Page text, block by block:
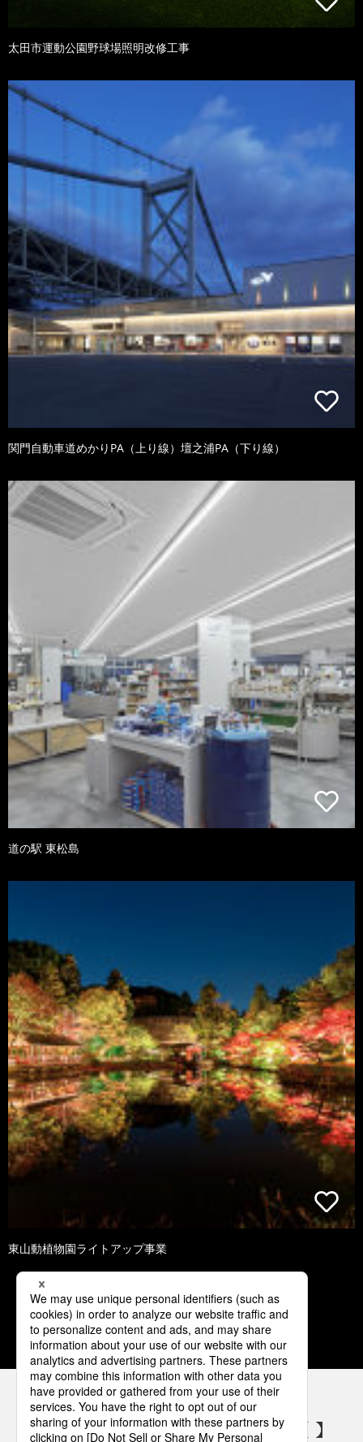
太田市運動公園野球場照明改修工事
関門自動車道めかりPA（上り線）壇之浦PA（下り線）
道の駅 東松島
東山動植物園ライトアップ事業
1 2 3 4 5
パナソニックの電気設備 SNSアカウント